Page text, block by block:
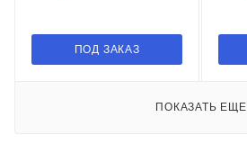
ПОД ЗАКАЗ
ПОКАЗАТЬ ЕЩЕ